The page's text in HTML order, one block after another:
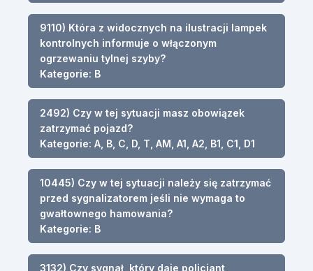
9110) Która z widocznych na ilustracji lampek
kontrolnych informuje o włączonym
ogrzewaniu tylnej szyby?
Kategorie: B
2492) Czy w tej sytuacji masz obowiązek
zatrzymać pojazd?
Kategorie: A, B, C, D, T, AM, A1, A2, B1, C1, D1
10445) Czy w tej sytuacji należy się zatrzymać
przed sygnalizatorem jeśli nie wymaga to
gwałtownego hamowania?
Kategorie: B
3132) Czy sygnał, który daje policjant,